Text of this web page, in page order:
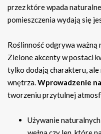
przez które wpada
pomieszczenia wydają się
Roślinność odgrywa ważną
Zielone akcenty w postaci
tylko dodają charakteru,
wnętrza.Wprowadzenie
tworzeniu przytulnej
Używanie